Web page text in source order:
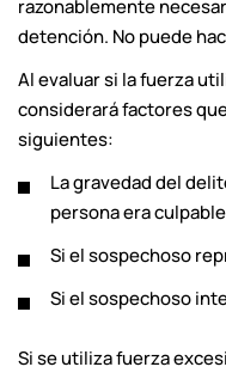
razonablemente
detención. No puede
Al evaluar si la fuerza
considerará factores
siguientes:
La gravedad del
persona era
Si el sospechoso
Si el sospechoso
Si se utiliza fuerza